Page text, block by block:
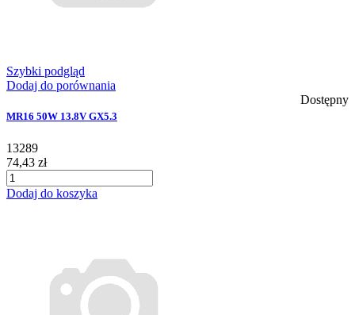
Szybki podgląd
Dodaj do porównania
Dostępny
MR16 50W 13.8V GX5.3
13289
74,43 zł
Dodaj do koszyka